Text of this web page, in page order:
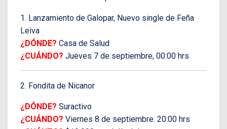
1. Lanzamiento de Galopar, Nuevo single de Feña
Leiva
¿DÓNDE? Casa de Salud
¿CUÁNDO? Jueves 7 de septiembre, 00:00 hrs
2. Fondita de Nicanor
¿DÓNDE? Suractivo
¿CUÁNDO? Viernes 8 de septiembre. 20:00 hrs